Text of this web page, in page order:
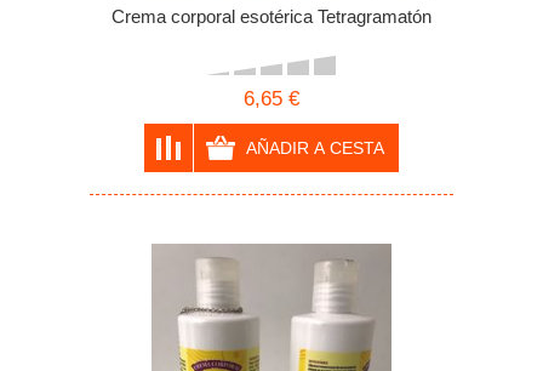
Crema corporal esotérica Tetragramatón
6,65 €